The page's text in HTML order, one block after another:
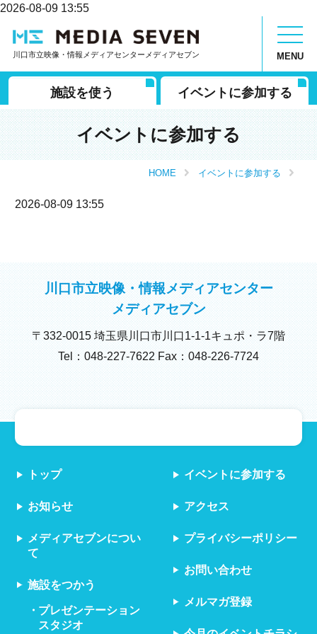
2026-08-09 13:55
川口市立映像・情報メディアセンターメディアセブン MENU
施設を使う イベントに参加する
イベントに参加する
HOME イベントに参加する
2026-08-09 13:55
川口市立映像・情報メディアセンター
メディアセブン
〒332-0015 埼玉県川口市川口1-1-1キュポ・ラ7階
Tel：048-227-7622 Fax：048-226-7724
トップ
お知らせ
メディアセブンについ
て
施設をつかう
プレゼンテーション
スタジオ
イベントに参加する
アクセス
プライバシーポリシー
お問い合わせ
メルマガ登録